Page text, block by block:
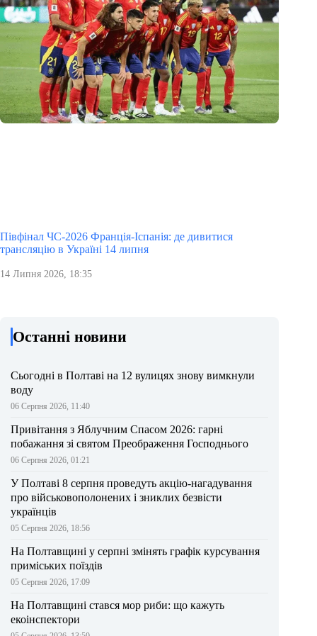
Півфінал ЧС-2026 Франція-Іспанія: де дивитися
трансляцію в Україні 14 липня
14 Липня 2026, 18:35
Останні новини
Сьогодні в Полтаві на 12 вулицях знову вимкнули
воду
06 Серпня 2026, 11:40
Привітання з Яблучним Спасом 2026: гарні
побажання зі святом Преображення Господнього
06 Серпня 2026, 01:21
У Полтаві 8 серпня проведуть акцію-нагадування
про військовополонених і зниклих безвісти
українців
05 Серпня 2026, 18:56
На Полтавщині у серпні змінять графік курсування
приміських поїздів
05 Серпня 2026, 17:09
На Полтавщині стався мор риби: що кажуть
екоінспектори